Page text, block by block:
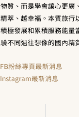
質、而是學會讓心更廣
萃、越幸褔。本質旅行
極發展和累積服務能量
不同過往想像的國內精
粉絲專頁最新消息
最新消息